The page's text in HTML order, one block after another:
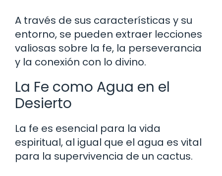
A través de sus características y su
entorno, se pueden extraer lecciones
valiosas sobre la fe, la perseverancia
y la conexión con lo divino.
La Fe como Agua en el
Desierto
La fe es esencial para la vida
espiritual, al igual que el agua es vital
para la supervivencia de un cactus.